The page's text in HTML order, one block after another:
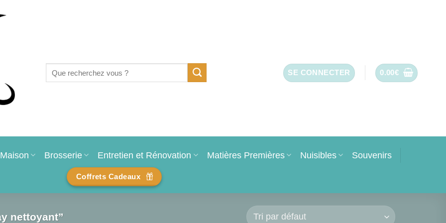
pour :
SE CONNECTER 0.00€
Maison Brosserie Entretien et Rénovation Matières Premières Nuisibles Souvenirs
Coffrets Cadeaux
nettoyant”